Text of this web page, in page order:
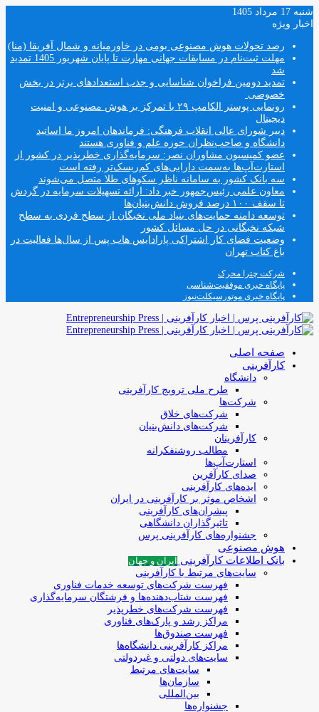
شنبه 17 مرداد 1405
اخبار ویژه
رصد تحولات هوش مصنوعی بومی در خاورمیانه و شمال آفریقا (منا)
مهلت ثبت‌نام در مسابقات جهانی مهارت تا پایان شهریور 1405 تمدید
شد
تمدید دومین فراخوان شناسایی و جذب استعدادهای برتر در بخش
خصوصی
رونمایی پوستر الکامپ ۲۹ با تمرکز بر هوش مصنوعی و امنیت
دیجیتال
دبیر شورای عالی انقلاب فرهنگی: فرماندهان امروز ما اساتید
دانشگاه و صاحب‌نظران حوزه علم و فناوری هستند
عضو کمیسیون مشاوران نصر: سرمایه‌گذاری خطرپذیر در کشور از
استارت‌آپ‌ها به‌سمت دارایی‌های کم‌ریسک‌تر رفته است
سه بانک کشور به سامانه ناظر سکوهای طلا متصل می‌شوند
معاون علمی رئیس‌جمهور خبر داد: ارائه تسهیلات سرمایه در گردش
تا سقف ۱۰۰ درصد فروش دانش‌بنیان‌ها
توسعه دامنه حمایت‌های بنیاد ملی نخبگان از سطح فردی به سطح
شبکه نخبگانی در حل مسائل کشور
وضعیت فضای کار اشتراکی پارادایس هاب پس از سال‌ها فعالیت در
باغ کتاب تهران
شرکت چترا محرک
پایگاه خبری موفقیت‌شناسی
پایگاه خبری موتورسیکلت‌نیوز
صفحه اصلی
کارآفرینی
دانشگاه
طرح ملی ترویج کارآفرینی
شرکت‌ها
شرکت‌های خلاق
شرکت‌های دانش‌بنیان
کارآفرینان
مطالب روشنفکرانه
استارت‌آپ‌ها
صدای کارآفرین
ایده‌های کارآفرینی
اشخاص موثر بر کارآفرینی در ایران
پیشران‌های کارآفرینی
تاثیرگذاران دانشگاهی
جشنواره‌های کارآفرینی‌ پرس
هوش مصنوعی
بانک اطلاعات کارآفرینی
ایران و جهان
سایت‌های مرتبط با کارآفرینی
فهرست شرکت‌های‌‌ توسعه‌ خدمات فناوری
فهرست شتاب‌دهنده‌ها‌ و فرشتگان‌ سرمایه‌گذاری
فهرست شرکت‌های خطرپذیر
مراکز رشد و پارک‌های فناوری
فهرست صندوق‌ها
مراکز کارآفرینی دانشگاه‌ها
سایت‌های دولتی و غیردولتی
سایت‌های مرتبط
سازمان‌ها
بین‌المللی
جشنواره‌ها